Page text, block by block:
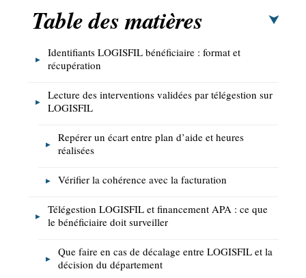
Table des matières
Identifiants LOGISFIL bénéficiaire : format et
récupération
Lecture des interventions validées par télégestion sur
LOGISFIL
Repérer un écart entre plan d’aide et heures
réalisées
Vérifier la cohérence avec la facturation
Télégestion LOGISFIL et financement APA : ce que
le bénéficiaire doit surveiller
Que faire en cas de décalage entre LOGISFIL et la
décision du département